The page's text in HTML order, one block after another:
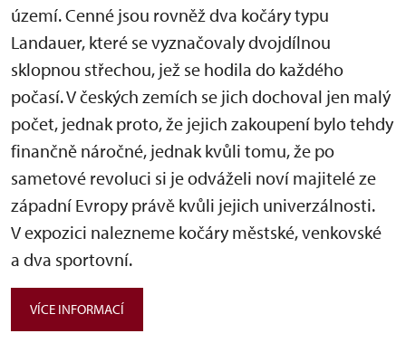
území. Cenné jsou rovněž dva kočáry typu
Landauer, které se vyznačovaly dvojdílnou
sklopnou střechou, jež se hodila do každého
počasí. V českých zemích se jich dochoval jen malý
počet, jednak proto, že jejich zakoupení bylo tehdy
finančně náročné, jednak kvůli tomu, že po
sametové revoluci si je odváželi noví majitelé ze
západní Evropy právě kvůli jejich univerzálnosti.
V expozici nalezneme kočáry městské, venkovské
a dva sportovní.
VÍCE INFORMACÍ